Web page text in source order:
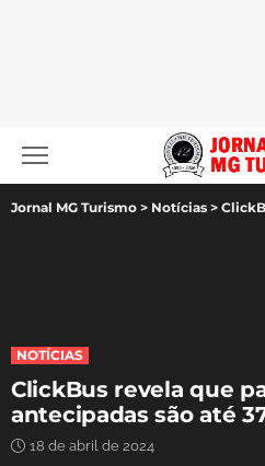
Jornal MG Turismo > Notícias > ClickBus
NOTÍCIAS
ClickBus revela que
antecipadas são até
18 de abril de 2024